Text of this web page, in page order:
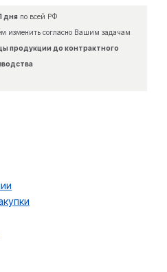
дняпо всей РФ
изменить согласно Вашим задачам
продукции до контрактного